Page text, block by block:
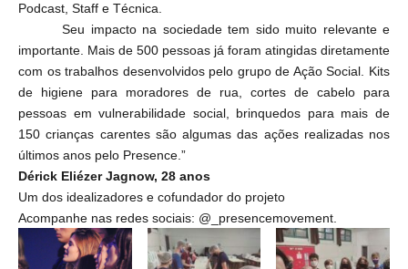
Podcast, Staff e Técnica.
Seu impacto na sociedade tem sido muito relevante e
importante. Mais de 500 pessoas já foram atingidas diretamente
com os trabalhos desenvolvidos pelo grupo de Ação Social. Kits
de higiene para moradores de rua, cortes de cabelo para
pessoas em vulnerabilidade social, brinquedos para mais de
150 crianças carentes são algumas das ações realizadas nos
últimos anos pelo Presence.”
Dérick Eliézer Jagnow, 28 anos
Um dos idealizadores e cofundador do projeto
Acompanhe nas redes sociais: @_presencemovement.